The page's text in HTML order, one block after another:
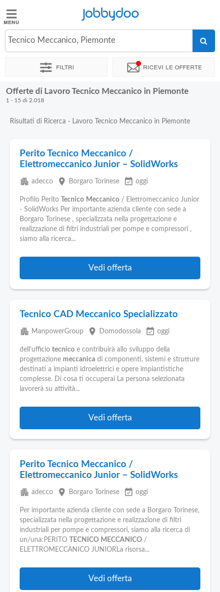
Jobbydoo
Offerte
Stipendi
Blog
Pubblica
Offerte
Jobbydoo
Tecnico Meccanico, Piemonte
Filtri Ricevi le offerte
Offerte di Lavoro Tecnico Meccanico in Piemonte
1 - 15 di 2.018
Risultati di Ricerca - Lavoro Tecnico Meccanico in Piemonte
Perito Tecnico Meccanico /
Elettromeccanico Junior – SolidWorks
apartment adecco place Borgaro Torinese event_available oggi
Profilo Perito Tecnico Meccanico / Elettromeccanico Junior
- SolidWorks Per importante azienda cliente con sede a
Borgaro Torinese , specializzata nella progettazione e
realizzazione di filtri industriali per pompe e compressori ,
siamo alla ricerca...
Vedi offerta
Tecnico CAD Meccanico Specializzato
apartment ManpowerGroup place Domodossola event_available oggi
dell’ufficio tecnico e contribuirà allo sviluppo della
progettazione meccanica di componenti, sistemi e strutture
destinati a impianti idroelettrici e opere impiantistiche
complesse. Di cosa ti occuperai La persona selezionata
lavorerà su attività...
Vedi offerta
Perito Tecnico Meccanico /
Elettromeccanico Junior – SolidWorks
apartment adecco place Borgaro Torinese event_available oggi
Per importante azienda cliente con sede a Borgaro Torinese,
specializzata nella progettazione e realizzazione di filtri
industriali per pompe e compressori, siamo alla ricerca di
un/una:PERITO
TECNICO MECCANICO /
ELETTROMECCANICO JUNIORLa risorsa...
Vedi offerta